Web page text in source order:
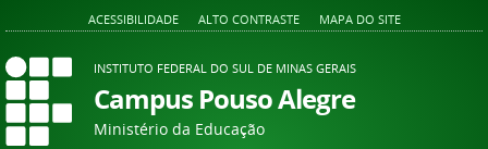
ACESSIBILIDADE ALTO CONTRASTE MAPA DO SITE
INSTITUTO FEDERAL DO SUL DE MINAS GERAIS
Campus Pouso Alegre
Ministério da Educação